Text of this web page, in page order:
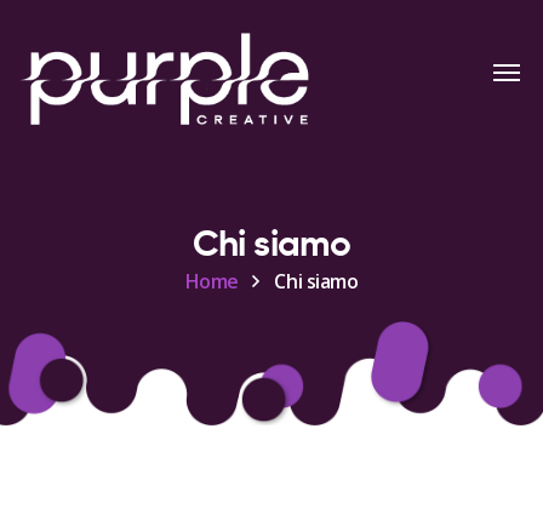
Chi siamo
Home Chi siamo